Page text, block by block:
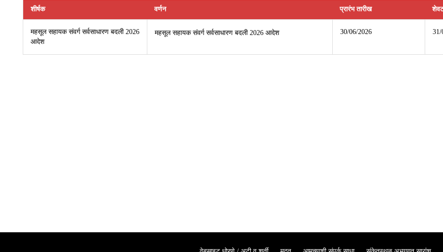
शीर्षक वर्णन प्रारंभ तारीख
महसूल सहायक संवर्ग सर्वसाधारण बदली 2026
आदेश
महसूल सहायक संवर्ग सर्वसाधारण बदली 2026 आदेश 30/06/2026 31/